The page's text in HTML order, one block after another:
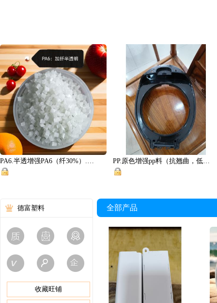
PA6.半透增强PA6（纤30%）.澳特达改性厂 PP.原色增强pp料（抗翘曲，低收缩，定型好）.澳特达改性厂
德富塑料
收藏旺铺
全部产品